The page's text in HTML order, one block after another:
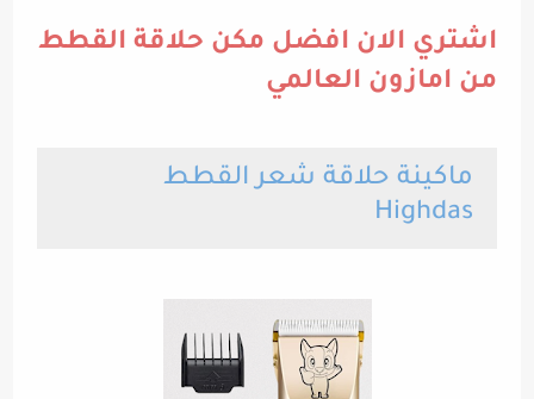
اشتري الان افضل مكن حلاقة القطط
من امازون العالمي
ماكينة حلاقة شعر القطط
Highdas